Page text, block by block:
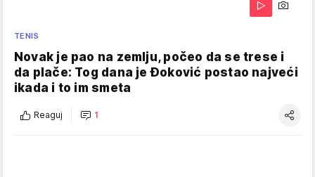
TENIS
Novak je pao na zemlju, počeo da se trese i
da plače: Tog dana je Đoković postao najveći
ikada i to im smeta
Reaguj 1